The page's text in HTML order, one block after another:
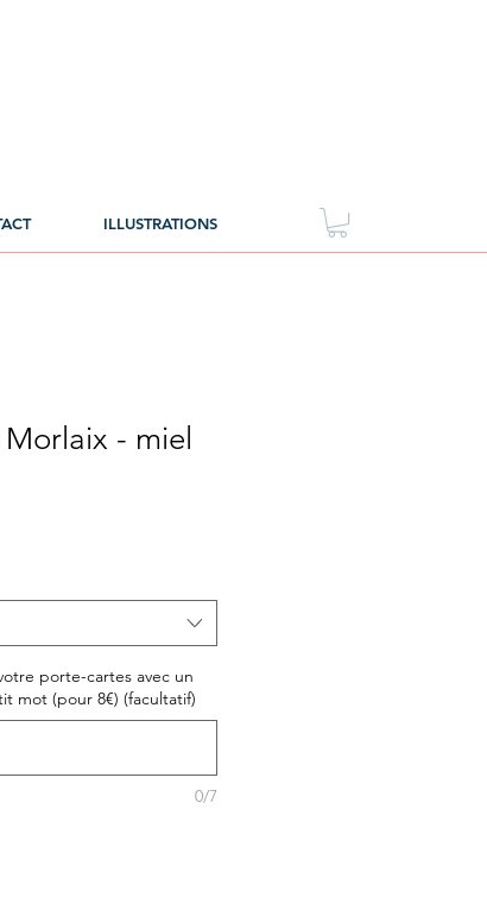
ILLUSTRATIONS
- miel
porte-cartes avec un
mot (pour 8€) (facultatif)
0/7